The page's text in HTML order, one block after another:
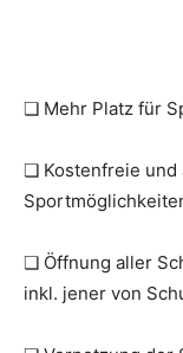
❏ Mehr Platz für
❏ Kostenfreie und
❏ Öffnung aller
inkl. jener von